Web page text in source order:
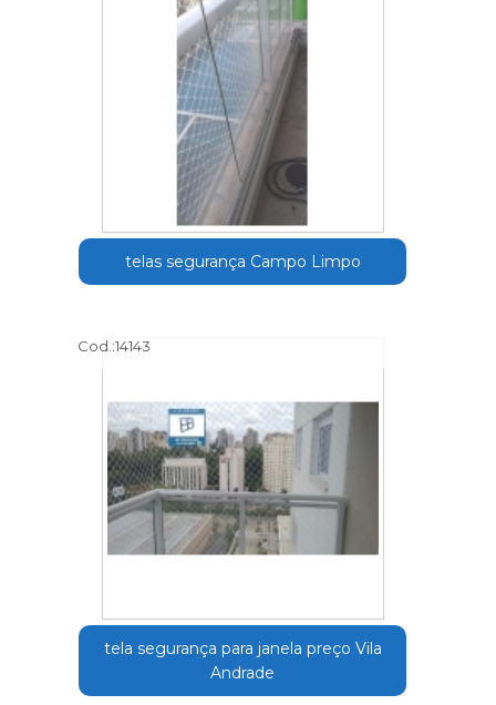
telas segurança Campo Limpo
Cod.:14143
tela segurança para janela preço Vila
Andrade